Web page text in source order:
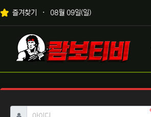
상단 네비
즐겨찾기 08월 09일(일)
메인 메뉴
로고
아이디 필수